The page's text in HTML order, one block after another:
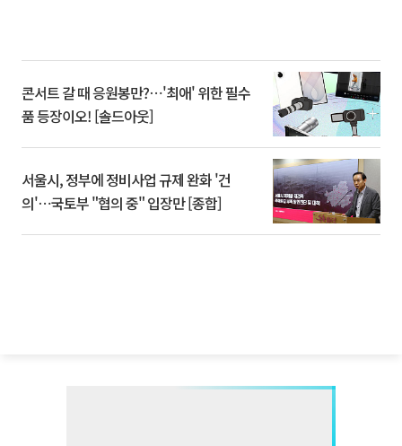
콘서트 갈 때 응원봉만?⋯'최애' 위한 필수
품 등장이오! [솔드아웃]
서울시, 정부에 정비사업 규제 완화 '건
의'⋯국토부 "협의 중" 입장만 [종합]